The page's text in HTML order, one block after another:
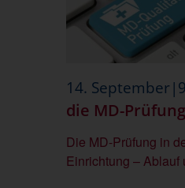
Die MD-Prüfung in
Einrichtung – Ablauf
14.
die MD-Prüfung